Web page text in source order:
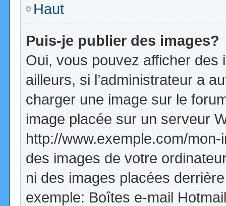
Haut
Puis-je publier des images?
Oui, vous pouvez afficher
ailleurs, si l’administrateur a
charger une image sur le
image placée sur un serveur
http://www.exemple.com/
des images de votre
ni des images placées
exemple: Boîtes e-mail